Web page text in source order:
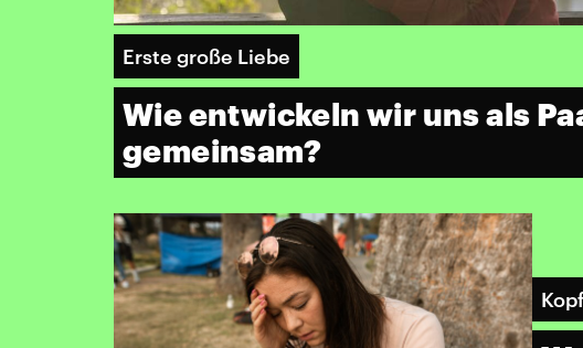
Erste große Liebe
Wie entwickeln wir uns als
gemeinsam?